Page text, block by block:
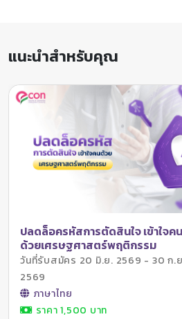
เป็นสื่อหรือเครื่องมือในการบำบัดฟื้นฟูผู้
เพื่อวัตถุประสงค์ให้ผู้ป่วย เหล่านั้นยังคงค
ที่สุด ซึ่งปัจจุบันเป็นที่ทราบดีว่า หนึ่งในสา
การทำกิจกรรมการดำเนินชีวิตมักมีสาเ
พฤติกรรมที่เปลี่ยนแปลงไปของบุคคล โ
จิตเวช ที่มักประสบปัญหา ด้านพฤติกรร
ซึ่งข้อจำกัดหรือความสามารถที่ลดลงใน
ชีวิตตามมา อาทิเช่น ปัญหาการละเลย
ป่วยซึมเศร้า หรือปัญหาการนอนหลับไ
ที่มีปัญหาสุขภาพจิตและจิตเวช มักอาศัย
ประสาทพฤติกรรมมาช่วยอธิบายกลไกล
ของสมอง และระบบประสาท จนส่งผล
กิจกรรมการดำเนินชีวิตที่เปลี่ยนแปลง
โรคทางประสาทพฤติกรรม
หนึ่งในความผิดปกติทางระบบ ประสาทที่
แนะนำสำหรับคุณ
ปลดล็อครหัสการตัดสินใจ เข้าใจคน
ด้วยเศรษฐศาสตร์พฤติกรรม
วันที่รับสมัคร 20 มิ.ย. 2569 - 30 ก.
2569
ภาษาไทย
ราคา 1,500 บาท